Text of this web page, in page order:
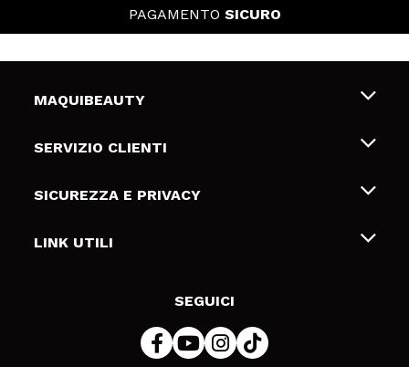
PAGAMENTO SICURO
MAQUIBEAUTY
Chi siamo
Gift Cards
SERVIZIO CLIENTI
Spedizioni & Resi
Metodi di pagamamento
SICUREZZA E PRIVACY
Termini e condizioni
LINK UTILI
SEGUICI